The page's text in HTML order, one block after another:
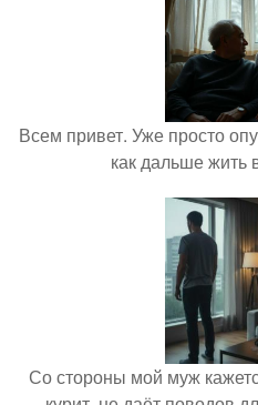
Всем привет. Уже просто
как дальше жить
Со стороны мой муж